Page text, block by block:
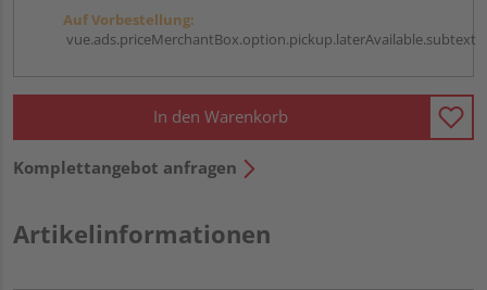
Auf Vorbestellung:
vue.ads.priceMerchantBox.option.pickup.laterAvailable.subtext
In den Warenkorb
Komplettangebot anfragen
Artikelinformationen